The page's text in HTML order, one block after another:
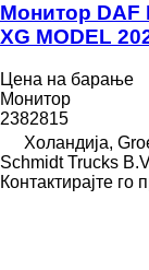
Монитор DAF
XG MODEL
Цена на барање
Монитор
2382815
Холандија,
Schmidt Trucks
Контактирајте го